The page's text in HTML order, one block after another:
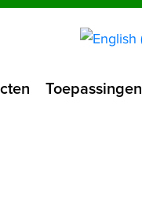
Toepassingen